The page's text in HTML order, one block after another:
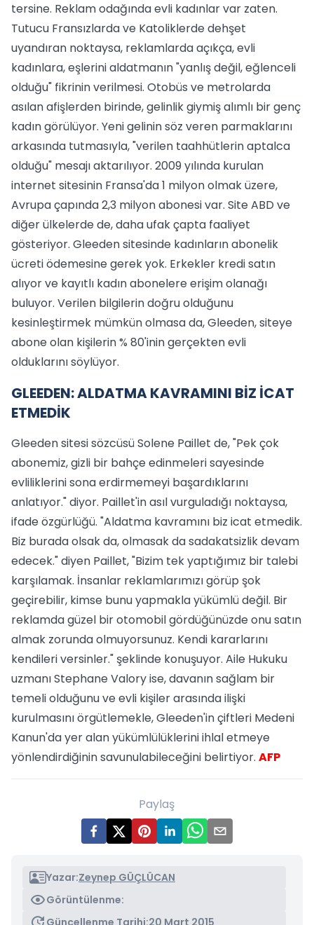
tersine. Reklam odağında evli kadınlar var zaten.
Tutucu Fransızlarda ve Katoliklerde dehşet
uyandıran noktaysa, reklamlarda açıkça, evli
kadınlara, eşlerini aldatmanın "yanlış değil, eğlenceli
olduğu" fikrinin verilmesi. Otobüs ve metrolarda
asılan afişlerden birinde, gelinlik giymiş alımlı bir genç
kadın görülüyor. Yeni gelinin söz veren parmaklarını
arkasında tutmasıyla, "verilen taahhütlerin aptalca
olduğu" mesajı aktarılıyor. 2009 yılında kurulan
internet sitesinin Fransa'da 1 milyon olmak üzere,
Avrupa çapında 2,3 milyon abonesi var. Site ABD ve
diğer ülkelerde de, daha ufak çapta faaliyet
gösteriyor. Gleeden sitesinde kadınların abonelik
ücreti ödemesine gerek yok. Erkekler kredi satın
alıyor ve kayıtlı kadın abonelere erişim olanağı
buluyor. Verilen bilgilerin doğru olduğunu
kesinleştirmek mümkün olmasa da, Gleeden, siteye
abone olan kişilerin % 80'inin gerçekten evli
olduklarını söylüyor.
GLEEDEN: ALDATMA KAVRAMINI BİZ İCAT
ETMEDİK
Gleeden sitesi sözcüsü Solene Paillet de, "Pek çok
abonemiz, gizli bir bahçe edinmeleri sayesinde
evliliklerini sona erdirmemeyi başardıklarını
anlatıyor." diyor. Paillet'in asıl vurguladığı noktaysa,
ifade özgürlüğü. "Aldatma kavramını biz icat etmedik.
Biz burada olsak da, olmasak da sadakatsizlik devam
edecek." diyen Paillet, "Bizim tek yaptığımız bir talebi
karşılamak. İnsanlar reklamlarımızı görüp şok
geçirebilir, kimse bunu yapmakla yükümlü değil. Bir
reklamda güzel bir otomobil gördüğünüzde onu satın
almak zorunda olmuyorsunuz. Kendi kararlarını
kendileri versinler." şeklinde konuşuyor. Aile Hukuku
uzmanı Stephane Valory ise, davanın sağlam bir
temeli olduğunu ve evli kişiler arasında ilişki
kurulmasını örgütlemekle, Gleeden'in çiftleri Medeni
Kanun'da yer alan yükümlülüklerini ihlal etmeye
yönlendirdiğinin savunulabileceğini belirtiyor. AFP
Paylaş
Yazar:Zeynep GÜÇLÜCAN
Görüntülenme:
Güncellenme Tarihi:20 Mart 2015